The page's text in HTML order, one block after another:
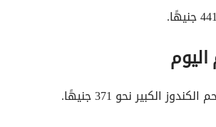
اليوم
الكبير نحو 371 جنيهًا.